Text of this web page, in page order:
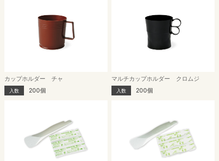
カップホルダー チャ
入数 200個
マルチカップホルダー クロムジ
入数 200個